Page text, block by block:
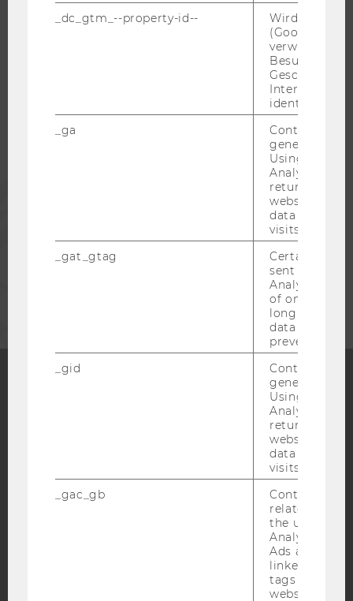
ALUMNI
Blog
Bluesky
BARRIEREFREIHEITSERKLÄRUNG WEBSEITE
_dc_gtm_--property-id--
Wird von
(Google Tag
verwendet,
Besucher
Geschlecht
Interessen zu
identifizieren.
_ga
Contains a
generated
Using this
Analytics can
returning
website and
data from
visits.
_gat_gtag
Certain data
sent to
Analytics a
of once per
long as it is
data
prevented.
_gid
Contains a
generated
Using this
Analytics can
returning
website and
data from
visits.
_gac_gb
Contains
related
the user. If
Analytics and
Ads accounts
linked, the
tags on the
website read